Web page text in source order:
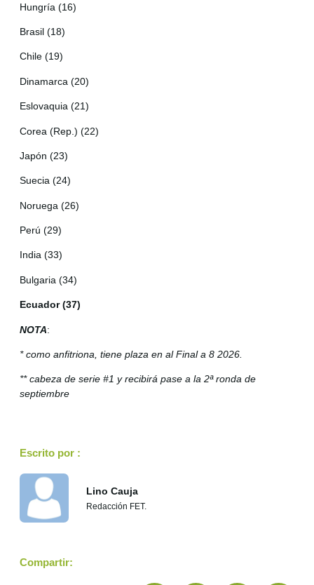
Hungría (16)
Brasil (18)
Chile (19)
Dinamarca (20)
Eslovaquia (21)
Corea (Rep.) (22)
Japón (23)
Suecia (24)
Noruega (26)
Perú (29)
India (33)
Bulgaria (34)
Ecuador (37)
NOTA:
* como anfitriona, tiene plaza en al Final a 8 2026.
** cabeza de serie #1 y recibirá pase a la 2ª ronda de
septiembre
Escrito por :
Lino Cauja
Redacción FET.
Compartir: